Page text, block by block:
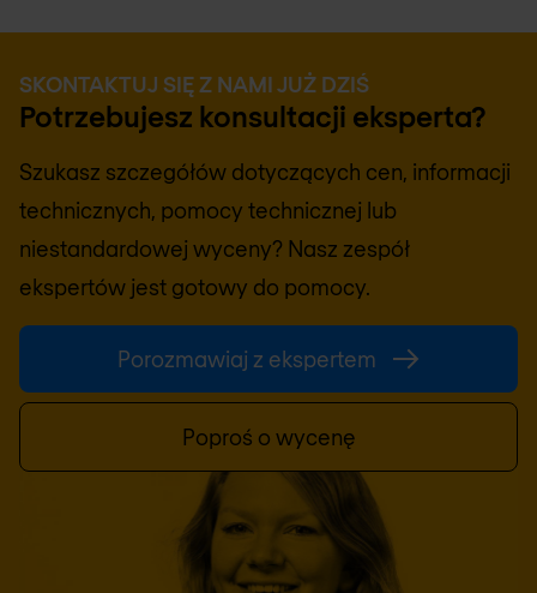
SKONTAKTUJ SIĘ Z NAMI JUŻ DZIŚ
Potrzebujesz konsultacji eksperta?
Szukasz szczegółów dotyczących cen, informacji
technicznych, pomocy technicznej lub
niestandardowej wyceny? Nasz zespół
ekspertów jest gotowy do pomocy.
Porozmawiaj z ekspertem
Poproś o wycenę